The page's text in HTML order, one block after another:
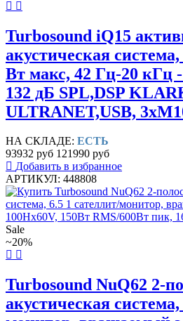
Turbosound iQ15
акустическая
Вт макс, 42 Гц-20 кГц
132 дБ SPL,DSP
ULTRANET,USB,
НА СКЛАДЕ: ЕСТЬ
93932 руб 121990 руб
Добавить в избранное
АРТИКУЛ: 448808
Sale
~20%
Turbosound NuQ62 2-
акустическая